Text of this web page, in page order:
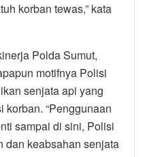
korban tewas,” kata
Polda Sumut,
motifnya Polisi
senjata api yang
“Penggunaan
sampai di sini, Polisi
dan keabsahan senjata